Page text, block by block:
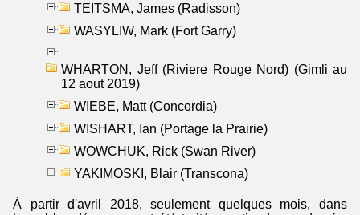
TEITSMA, James (Radisson)
WASYLIW, Mark (Fort Garry)
WHARTON, Jeff (Riviere Rouge Nord) (Gimli au
12 aout 2019)
WIEBE, Matt (Concordia)
WISHART, Ian (Portage la Prairie)
WOWCHUK, Rick (Swan River)
YAKIMOSKI, Blair (Transcona)
À partir d'avril 2018, seulement quelques mois, dans